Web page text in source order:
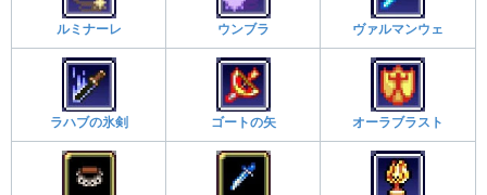
ルミナーレ ウンブラ ヴァルマンウェ
ラハブの氷剣 ゴートの矢 オーラブラスト